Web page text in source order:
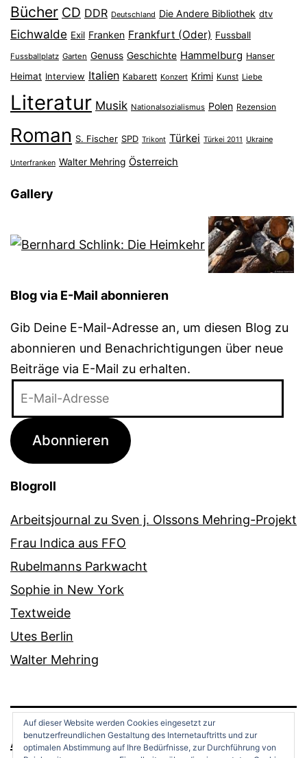
Bücher CD DDR Deutschland Die Andere Bibliothek dtv
Eichwalde Exil Franken Frankfurt (Oder) Fussball
Fussballplatz Garten Genuss Geschichte Hammelburg Hanser
Heimat Interview Italien Kabarett Konzert Krimi Kunst Liebe
Literatur Musik Nationalsozialismus Polen Rezension
Roman S. Fischer SPD Trikont Türkei Türkei 2011 Ukraine
Unterfranken Walter Mehring Österreich
Gallery
Blog via E-Mail abonnieren
Gib Deine E-Mail-Adresse an, um diesen Blog zu
abonnieren und Benachrichtigungen über neue
Beiträge via E-Mail zu erhalten.
Adresse
Abonnieren
Blogroll
Arbeitsjournal zu Sven j. Olssons Mehring-Projekt
Frau Indica aus FFO
Rubelmanns Parkwacht
Sophie in New York
Textweide
Utes Berlin
Walter Mehring
Auf dieser Website werden Cookies eingesetzt zur
benutzerfreundlichen Gestaltung des Internetauftritts und zur
optimalen Abstimmung auf Ihre Bedürfnisse, zur Durchführung von
ANDREAS OPPERMANN